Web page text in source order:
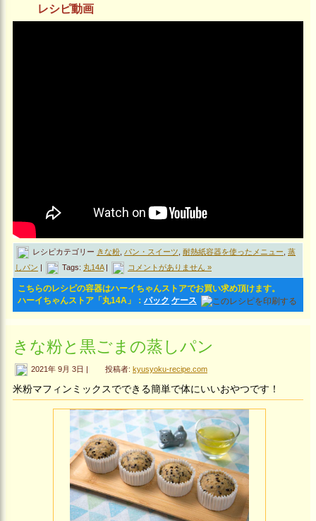
レシピ動画
レシピカテゴリー きな粉 パン・スイーツ 耐熱紙容器を使ったメニュー 蒸
しパン | Tags: 丸14A| コメントがありません »
こちらのレシピの容器はハーイちゃんストアでお買い求め頂けます。
ハーイちゃんストア「丸14A」： パック ケース
きな粉と黒ごまの蒸しパン
2021年 9月 3日 | 投稿者: kyusyoku-recipe.com
米粉マフィンミックスでできる簡単で体にいいおやつです！